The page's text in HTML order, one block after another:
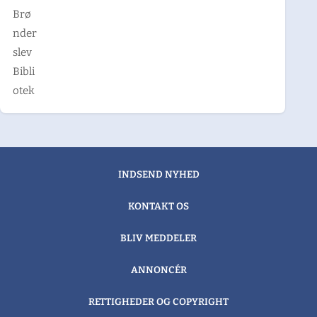
Brø
nder
slev
Bibli
otek
INDSEND NYHED
KONTAKT OS
BLIV MEDDELER
ANNONCÉR
RETTIGHEDER OG COPYRIGHT